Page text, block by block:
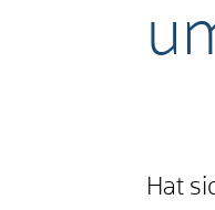
Hat